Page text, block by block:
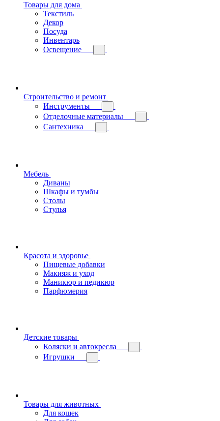
Товары для дома
Текстиль
Декор
Посуда
Инвентарь
Освещение
Строительство и ремонт
Инструменты
Отделочные материалы
Сантехника
Мебель
Диваны
Шкафы и тумбы
Столы
Стулья
Красота и здоровье
Пищевые добавки
Макияж и уход
Маникюр и педикюр
Парфюмерия
Детские товары
Коляски и автокресла
Игрушки
Товары для животных
Для кошек